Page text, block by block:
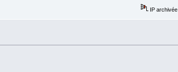
IP archivée